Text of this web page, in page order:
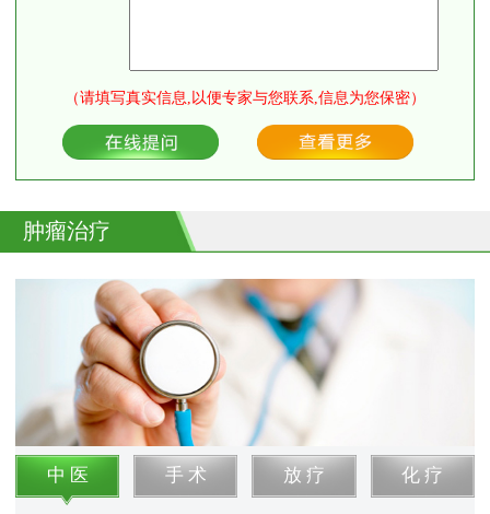
（请填写真实信息,以便专家与您联系,信息为您保密）
肿瘤治疗
中 医 手 术 放 疗 化 疗